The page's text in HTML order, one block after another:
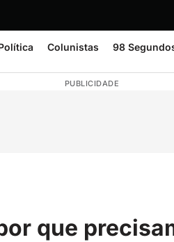
Colunistas 98
PUBLICIDADE
que